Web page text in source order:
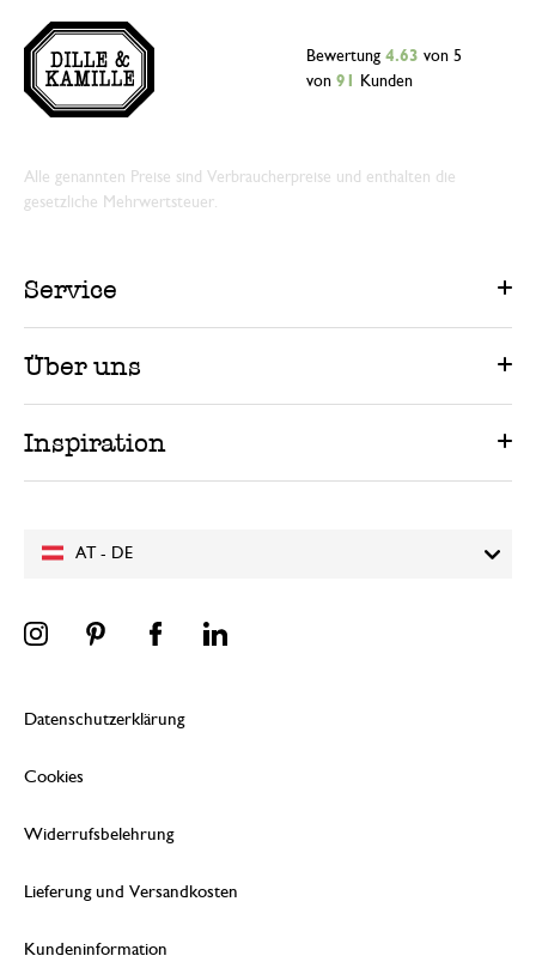
AT - DE
Bewertung 4.63 von 5
von 91 Kunden
Alle genannten Preise sind Verbraucherpreise und enthalten die
gesetzliche Mehrwertsteuer.
Service
Über uns
Inspiration
Datenschutzerklärung
Cookies
Widerrufsbelehrung
Lieferung und Versandkosten
Kundeninformation